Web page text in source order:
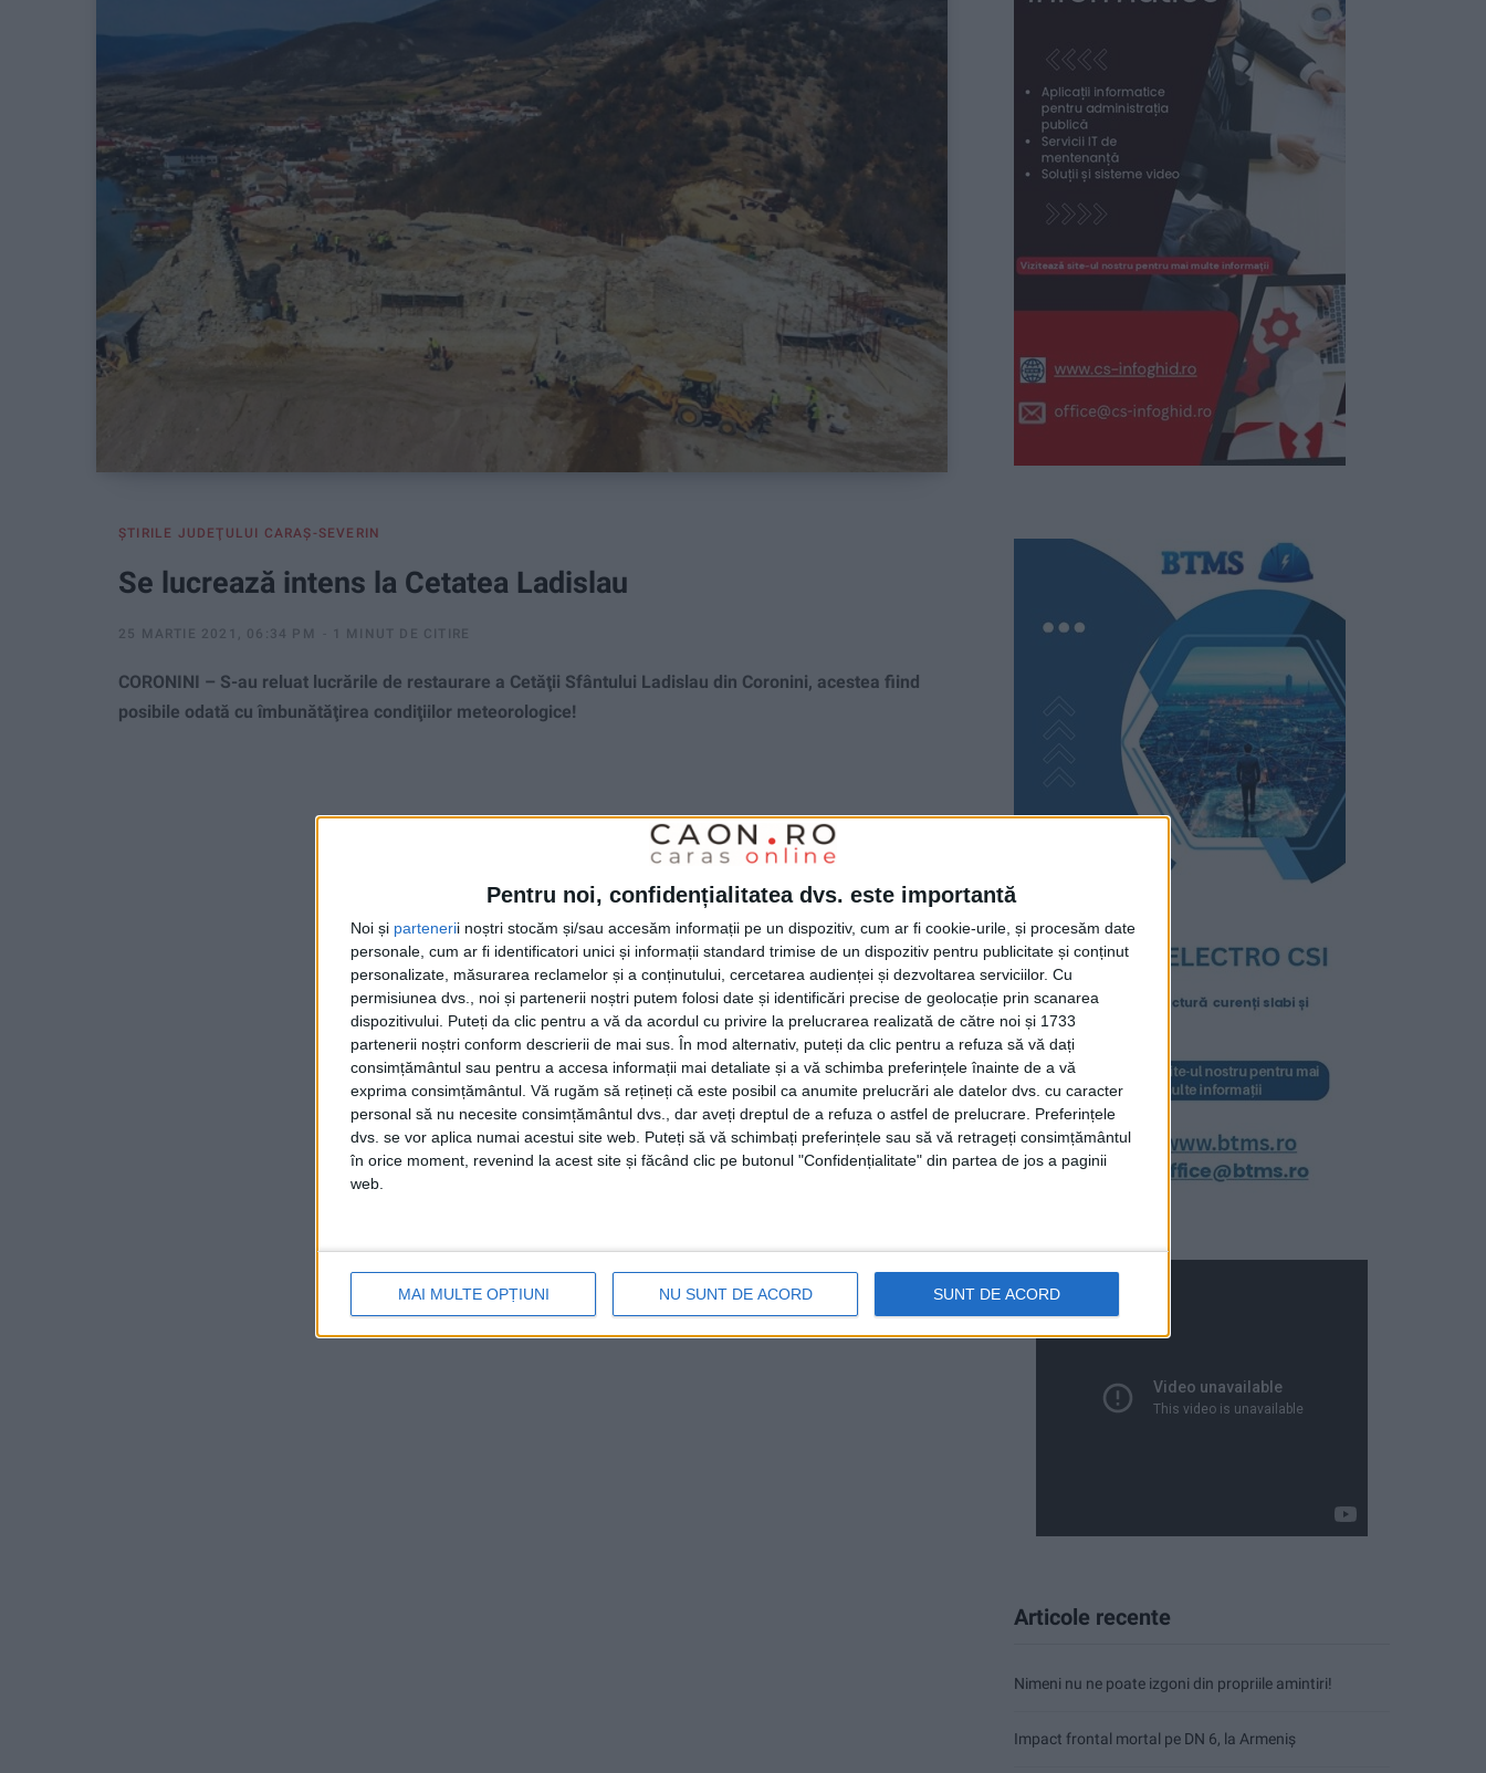
Pentru noi, confidențialitatea dvs. este importantă
Noi și partenerii noștri stocăm și/sau accesăm informații pe un dispozitiv, cum ar fi cookie-urile, și procesăm date
personale, cum ar fi identificatori unici și informații standard trimise de un dispozitiv pentru publicitate și conținut
personalizate, măsurarea reclamelor și a conținutului, cercetarea audienței și dezvoltarea serviciilor. Cu
permisiunea dvs., noi și partenerii noștri putem folosi date și identificări precise de geolocație prin scanarea
dispozitivului. Puteți da clic pentru a vă da acordul cu privire la prelucrarea realizată de către noi și 1733
partenerii noștri conform descrierii de mai sus. În mod alternativ, puteți da clic pentru a refuza să vă dați
consimțământul sau pentru a accesa informații mai detaliate și a vă schimba preferințele înainte de a vă
exprima consimțământul. Vă rugăm să rețineți că este posibil ca anumite prelucrări ale datelor dvs. cu caracter
personal să nu necesite consimțământul dvs., dar aveți dreptul de a refuza o astfel de prelucrare. Preferințele
dvs. se vor aplica numai acestui site web. Puteți să vă schimbați preferințele sau să vă retrageți consimțământul
în orice moment, revenind la acest site și făcând clic pe butonul "Confidențialitate" din partea de jos a paginii
web.
MAI MULTE OPȚIUNI NU SUNT DE ACORD SUNT DE ACORD
ŞTIRILE JUDEŢULUI CARAŞ-SEVERIN
Se lucrează intens la Cetatea Ladislau
25 MARTIE 2021, 06:34 PM 1 MINUT DE CITIRE
CORONINI – S-au reluat lucrările de restaurare a Cetăţii Sfântului Ladislau din Coronini, acestea fiind
posibile odată cu îmbunătăţirea condiţiilor meteorologice!
Articole recente
Nimeni nu ne poate izgoni din propriile amintiri!
Impact frontal mortal pe DN 6, la Armeniș